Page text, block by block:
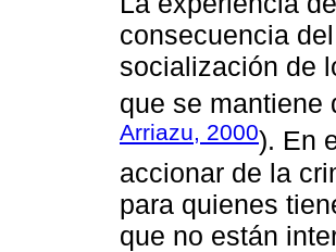
consecuencia
socialización de
que se mantiene
Arriazu, 2000). En
accionar de la
para quienes
que no están